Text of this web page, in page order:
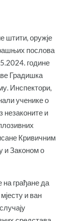
штити, оружје
послова
године
Градишка
Инспектори,
ученике о
незаконите и
Кривичним
и Законом о
грађане да
и ван